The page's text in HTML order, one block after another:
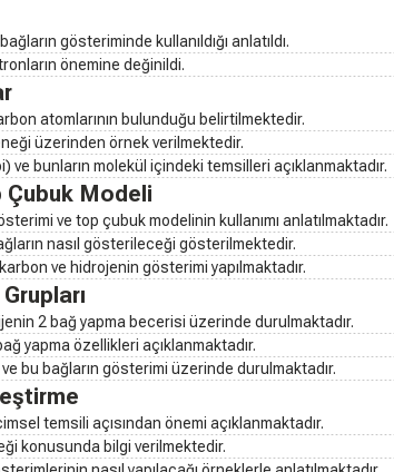
gösteriminde kullanıldığı anlatıldı.
önemine değinildi.
atomlarının bulunduğu belirtilmektedir.
üzerinden örnek verilmektedir.
ve bunların molekül içindeki temsilleri açıklanmaktadır.
Çubuk Modeli
ve top çubuk modelinin kullanımı anlatılmaktadır.
nasıl gösterileceği gösterilmektedir.
ve hidrojenin gösterimi yapılmaktadır.
2 bağ yapma becerisi üzerinde durulmaktadır.
yapma özellikleri açıklanmaktadır.
bu bağların gösterimi üzerinde durulmaktadır.
temsili açısından önemi açıklanmaktadır.
konusunda bilgi verilmektedir.